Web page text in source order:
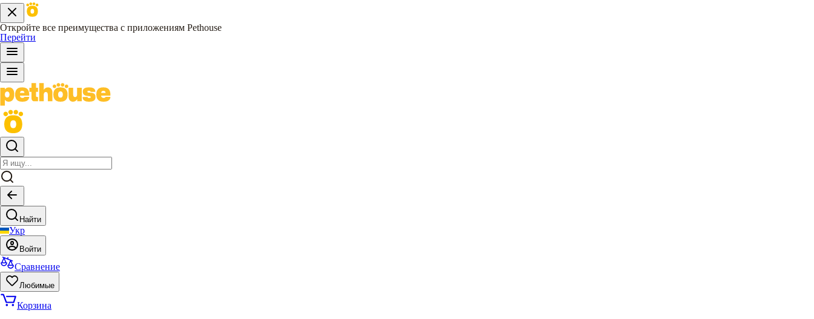
Откройте все преимущества с приложениям Pethouse
Перейти
Найти
Укр
Войти
Сравнение
Любимые
Корзина